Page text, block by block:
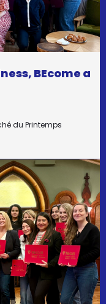
BEcome a
du Printemps